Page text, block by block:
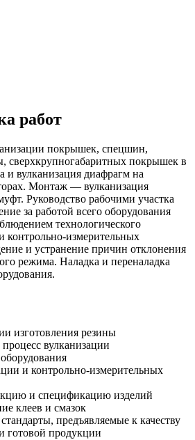
работ
покрышек, спецшин,
сверхкрупногабаритных покрышек в
и вулканизация диафрагм на
Монтаж — вулканизация
Руководство рабочими участка
за работой всего оборудования
технологического
контрольно-измерительных
и устранение причин отклонения
режима. Наладка и переналадка
изготовления резины
вулканизации
и контрольно-измерительных
и спецификацию изделий
клеев и смазок
предъявляемые к качеству
готовой продукции